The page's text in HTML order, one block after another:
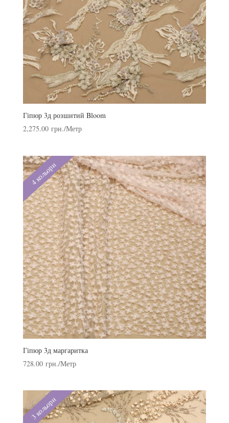
Гіпюр 3д розшитий Bloom
2,275.00 грн./Метр
4 кольори
Гіпюр 3д маргаритка
728.00 грн./Метр
3 кольори